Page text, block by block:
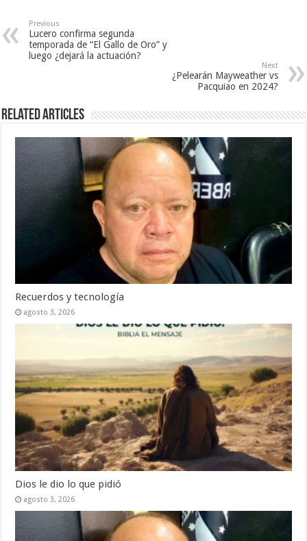
Previous
Lucero confirma segunda
temporada de “El Gallo de Oro” y
luego ¿dejará la actuación?
Next
¿Pelearán Mayweather vs
Pacquiao en 2024?
Related Articles
Recuerdos y tecnología
agosto 3, 2026
Dios le dio lo que pidió
agosto 3, 2026